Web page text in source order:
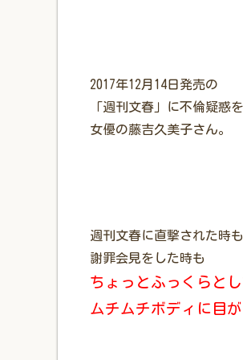
2017年12月14日発売の
「週刊文春」に不倫疑惑
女優の藤吉久美子さん。
週刊文春に直撃された時も
謝罪会見をした時も
ちょっとふっくらと
ムチムチボディに目